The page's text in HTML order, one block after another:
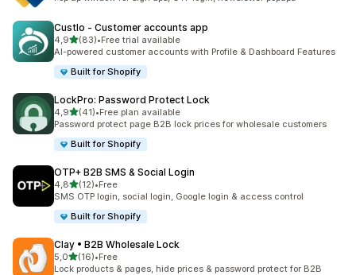
Custlo ‑ Customer accounts app
4,9/ 5 tähteä
(83)
83 arvostelua yhteensä
•Free trial available
AI-powered customer accounts with Profile & Dashboard Features
Built for Shopify
LockPro: Password Protect Lock
4,9/ 5 tähteä
(41)
41 arvostelua yhteensä
•Free plan available
Password protect page B2B lock prices for wholesale customers
Built for Shopify
OTP+ B2B SMS & Social Login
4,8/ 5 tähteä
(12)
12 arvostelua yhteensä
•Free
SMS OTP login, social login, Google login & access control
Built for Shopify
Clay • B2B Wholesale Lock
5,0/ 5 tähteä
(16)
16 arvostelua yhteensä
•Free
Lock products & pages, hide prices & password protect for B2B